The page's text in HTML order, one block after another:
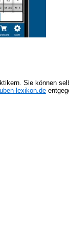
Sie können
lexikon.de